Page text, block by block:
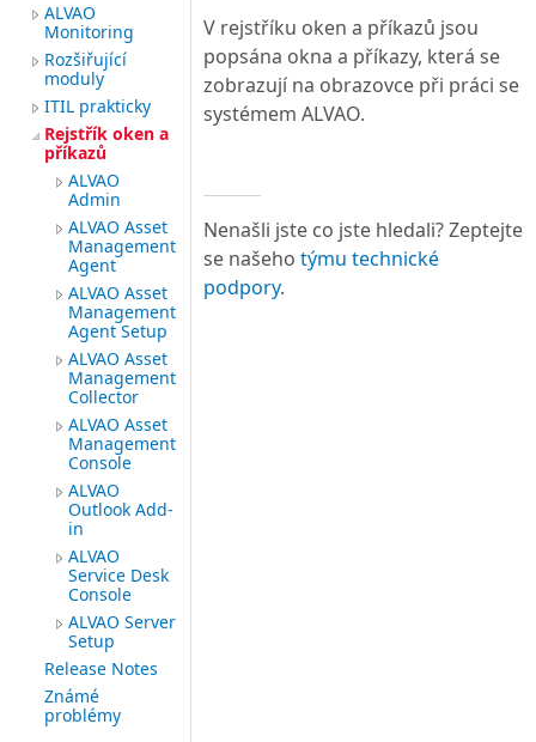
ALVAO
Monitoring
Rozšiřující
moduly
ITIL prakticky
Rejstřík oken a
příkazů
ALVAO
Admin
ALVAO Asset
Management
Agent
ALVAO Asset
Management
Agent Setup
ALVAO Asset
Management
Collector
ALVAO Asset
Management
Console
ALVAO
Outlook Add-
in
ALVAO
Service Desk
Console
ALVAO Server
Setup
Release Notes
Známé
problémy
V rejstříku oken a příkazů jsou
popsána okna a příkazy, která se
zobrazují na obrazovce při práci se
systémem ALVAO.
Nenašli jste co jste hledali? Zeptejte
se našeho týmu technické
podpory.